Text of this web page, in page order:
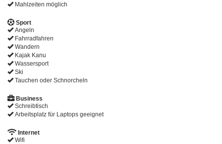
Mahlzeiten möglich
Sport
Angeln
Fahrradfahren
Wandern
Kajak Kanu
Wassersport
Ski
Tauchen oder Schnorcheln
Business
Schreibtisch
Arbeitsplatz für Laptops geeignet
Internet
Wifi